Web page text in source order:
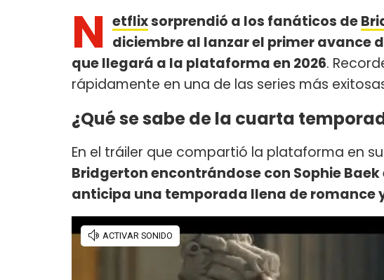
N etflixsorprendió a los fanáticos de
diciembre al lanzar el primer avance
que llegará a la plataforma en 2026.
rápidamente en una de las series más
¿Qué se sabe de la cuarta
En el tráiler que compartió la plataforma en
Bridgerton encontrándose con Sophie
anticipa una temporada llena de romance